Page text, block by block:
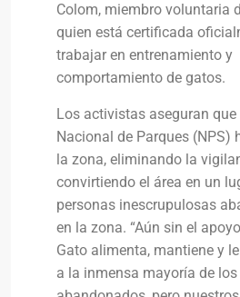
Colom, miembro voluntaria
quien está certificada
trabajar en entrenamiento y
comportamiento de gatos.
Los activistas aseguran que
Nacional de Parques (NPS)
la zona, eliminando la
convirtiendo el área en un
personas inescrupulosas
en la zona. “Aún sin el
Gato alimenta, mantiene y
a la inmensa mayoría de